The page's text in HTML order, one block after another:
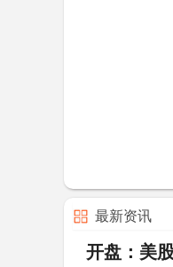
最新资讯
开盘：美